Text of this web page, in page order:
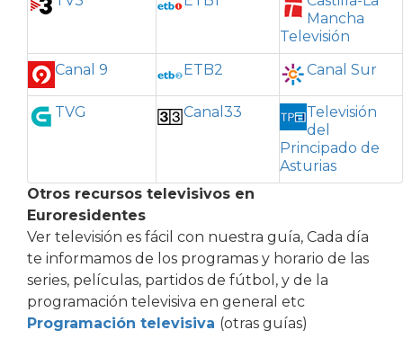
Mancha
Televisión
Canal 9
ETB2 Canal Sur
TVG Canal33
Televisión
del
Principado de
Asturias
Otros recursos televisivos en
Euroresidentes
Ver televisión es fácil con nuestra guía, Cada día
te informamos de los programas y horario de las
series, películas, partidos de fútbol, y de la
programación televisiva en general etc
Programación televisiva (otras guías)